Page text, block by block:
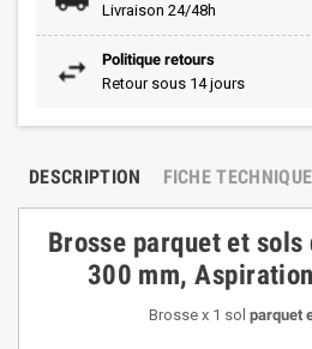
Livraison 24/48h
Politique retours
Retour sous 14 jours
DESCRIPTION FICHE TECHNIQUE
Brosse parquet et
300 mm,
Brosse x 1 sol parquet